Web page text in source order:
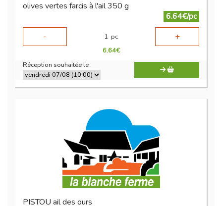
olives vertes farcis à l'ail 350 g
6.64€/pc
-
1 pc +
6.64€
Réception souhaitée le
PISTOU ail des ours